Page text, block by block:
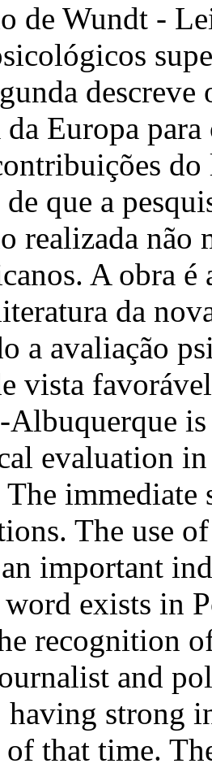
de Wundt -
Europa
do
que a
realizada não
A obra é
da
a avaliação
vista
Albuquerque
evaluation
immediate
The use
important
word exists in
recognition
and
having strong
that time.